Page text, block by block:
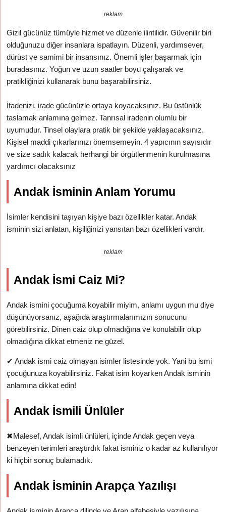
reklam
Gizil gücünüz tümüyle hizmet ve düzenle ilintilidir. Güvenilir biri
olduğunuzu diğer insanlara ispatlayın. Düzenli, yardımsever,
dürüst ve samimi bir insansınız. Önemli işler başarmak için
buradasınız. Yoğun ve uzun saatler boyu çalışarak ve
pratikliğinizi kullanarak bunu başarabilirsiniz.
İfadenizi, irade gücünüzle ortaya koyacaksınız. Bu üstünlük
taslamak anlamına gelmez. Tanrısal iradenin olumlu bir
uyumudur. Tinsel olaylara pratik bir şekilde yaklaşacaksınız.
Kişisel maddi çıkarlarınızı önemsemeyin. 4 yapıcının sayısıdır
ve size sadık kalacak herhangi bir örgütlenmenin kurulmasına
yardımcı olacaksınız
Andak İsminin Anlam Yorumu
İsimler kendisini taşıyan kişiye bazı özellikler katar. Andak
isminin sizi anlatan, kişiliğinizi yansıtan bazı özellikleri vardır.
reklam
Andak İsmi Caiz Mi?
Andak ismini çocuğuma koyabilir miyim, anlamı uygun mu diye
düşünüyorsanız, aşağıda araştırmalarımızın sonucunu
görebilirsiniz. Dinen caiz olup olmadığına ve konulabilir olup
olmadığına dikkat etmeniz ne güzel.
✔ Andak ismi caiz olmayan isimler listesinde yok. Yani bu ismi
çocuğunuza koyabilirsiniz. Fakat isim koyarken Andak isminin
anlamına dikkat edin!
Andak İsmili Ünlüler
✖Malesef, Andak isimli ünlüleri, içinde Andak geçen veya
benzeyen terimleri araştırdık fakat isminiz o kadar az kullanılıyor
ki hiçbir sonuç bulamadık.
Andak İsminin Arapça Yazılışı